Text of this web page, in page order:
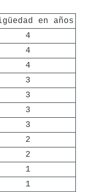
en años
4
4
4
3
3
3
3
2
2
1
1